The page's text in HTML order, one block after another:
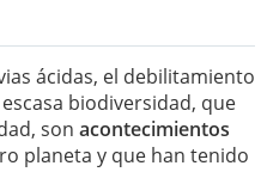
ácidas, el debilitamiento
biodiversidad, que
son acontecimientos
planeta y que han tenido